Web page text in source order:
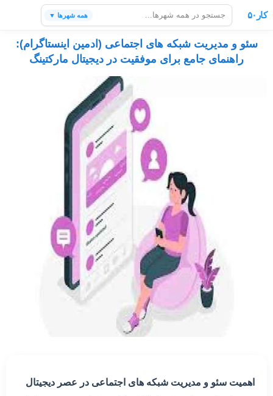
کار۵۰ همه شهرها ▼
سئو و مدیریت شبکه های اجتماعی (ادمین اینستاگرام):
راهنمای جامع برای موفقیت در دیجیتال مارکتینگ
اهمیت سئو و مدیریت شبکه های اجتماعی در عصر دیجیتال